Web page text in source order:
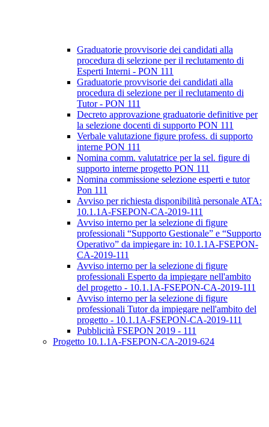
Graduatorie provvisorie dei candidati alla
procedura di selezione per il reclutamento di
Esperti Interni - PON 111
Graduatorie provvisorie dei candidati alla
procedura di selezione per il reclutamento di
Tutor - PON 111
Decreto approvazione graduatorie definitive per
la selezione docenti di supporto PON 111
Verbale valutazione figure profess. di supporto
interne PON 111
Nomina comm. valutatrice per la sel. figure di
supporto interne progetto PON 111
Nomina commissione selezione esperti e tutor
Pon 111
Avviso per richiesta disponibilità personale ATA:
10.1.1A-FSEPON-CA-2019-111
Avviso interno per la selezione di figure
professionali “Supporto Gestionale” e “Supporto
Operativo” da impiegare in: 10.1.1A-FSEPON-
CA-2019-111
Avviso interno per la selezione di figure
professionali Esperto da impiegare nell'ambito
del progetto - 10.1.1A-FSEPON-CA-2019-111
Avviso interno per la selezione di figure
professionali Tutor da impiegare nell'ambito del
progetto - 10.1.1A-FSEPON-CA-2019-111
Pubblicità FSEPON 2019 - 111
Progetto 10.1.1A-FSEPON-CA-2019-624